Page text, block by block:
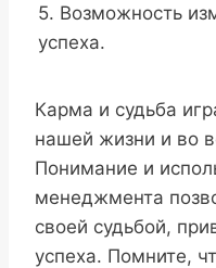
5. Возможность
успеха.
Карма и судьба
нашей жизни и во
Понимание и
менеджмента
своей судьбой,
успеха. Помните,